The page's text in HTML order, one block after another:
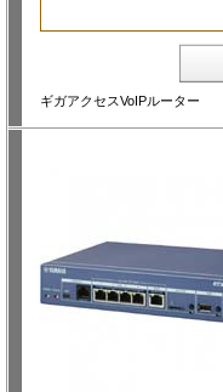
ギガアクセスVoIPルーター